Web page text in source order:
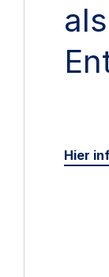
Hier